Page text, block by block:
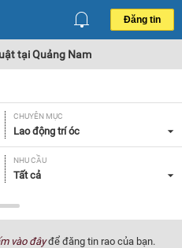
Đăng tin
tại Quảng Nam
CHUYÊN MỤC
Lao động trí óc
NHU CẦU
Tất cả
vào đâyđể đăng tin rao của bạn.